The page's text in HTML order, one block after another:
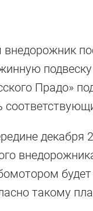
Прадо»
декабря
такому